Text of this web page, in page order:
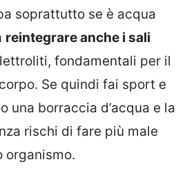
soprattutto se è acqua
reintegrare anche i sali
fondamentali per il
Se quindi fai sport e
una borraccia d’acqua e la
rischi di fare più male
organismo.